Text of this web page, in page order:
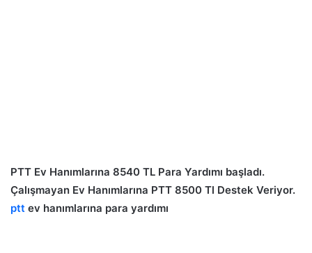
PTT Ev Hanımlarına 8540 TL Para Yardımı başladı.
Çalışmayan Ev Hanımlarına PTT 8500 Tl Destek Veriyor.
ptt ev hanımlarına para yardımı